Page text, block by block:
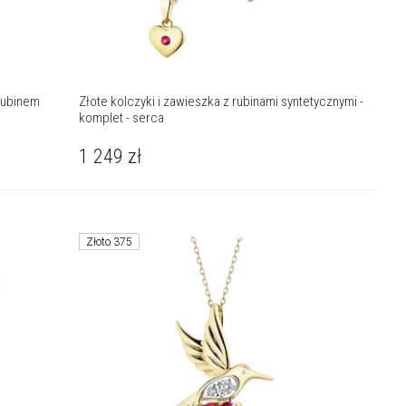
Złote kolczyki i zawieszka z rubinami syntetycznymi -
komplet - serca
1 249 zł
Złoto 375